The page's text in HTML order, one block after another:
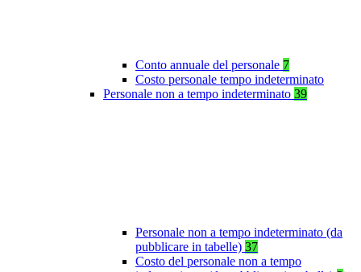
Conto annuale del personale 7
Costo personale tempo indeterminato
Personale non a tempo indeterminato 39
Personale non a tempo indeterminato (da
pubblicare in tabelle) 37
Costo del personale non a tempo